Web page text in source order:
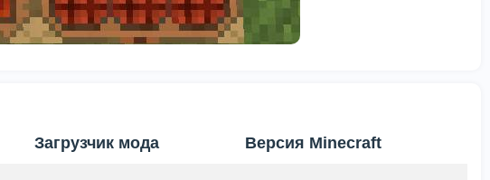
Загрузчик мода Версия Minecraft